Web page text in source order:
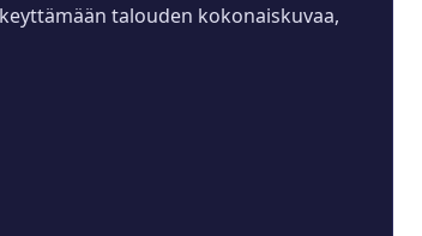
talouden kokonaiskuvaa,